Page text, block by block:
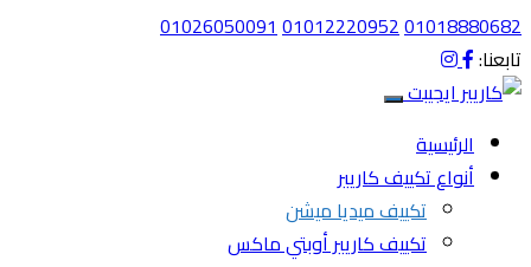
01018880682
01012220952
01026050091
تابعنا:
الرئيسية
أنواع تكييف كاريير
تكييف ميديا ميشن
تكييف كاريير أوبتي ماكس